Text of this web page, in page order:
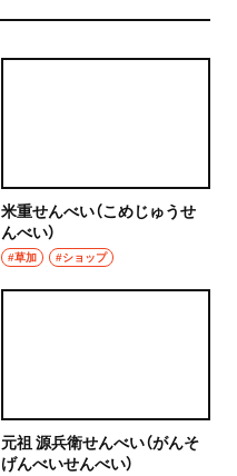
米重せんべい（こめじゅうせ
んべい）
#草加 #ショップ
元祖 源兵衛せんべい（がんそ
げんべいせんべい）